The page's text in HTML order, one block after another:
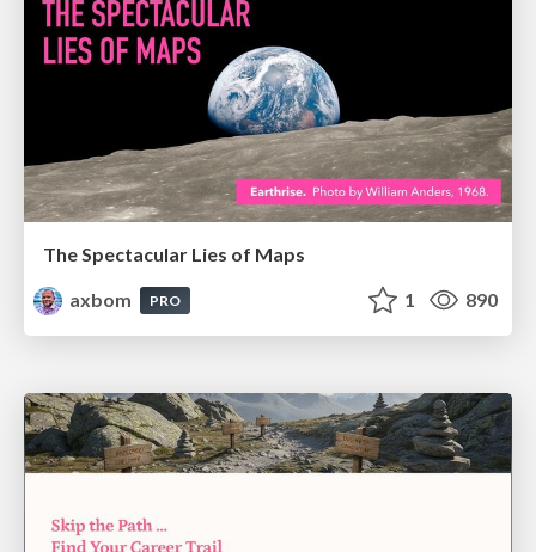
The Spectacular Lies of Maps
axbom
PRO 1 890